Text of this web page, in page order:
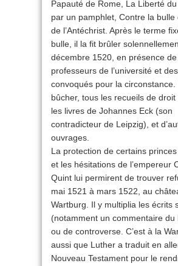
Papauté de Rome, La Liberté
par un pamphlet, Contre la bulle
de l’Antéchrist. Après le terme
bulle, il la fit brûler
décembre 1520, en présence
professeurs de l’université et
convoqués pour la circonstance.
bûcher, tous les recueils de droit
les livres de Johannes Eck (son
contradicteur de Leipzig), et
ouvrages.
La protection de certains
et les hésitations de l’empereur
Quint lui permirent de trouver
mai 1521 à mars 1522, au
Wartburg. Il y multiplia les écrits
(notamment un commentaire du
ou de controverse. C’est à la
aussi que Luther a traduit en
Nouveau Testament pour le